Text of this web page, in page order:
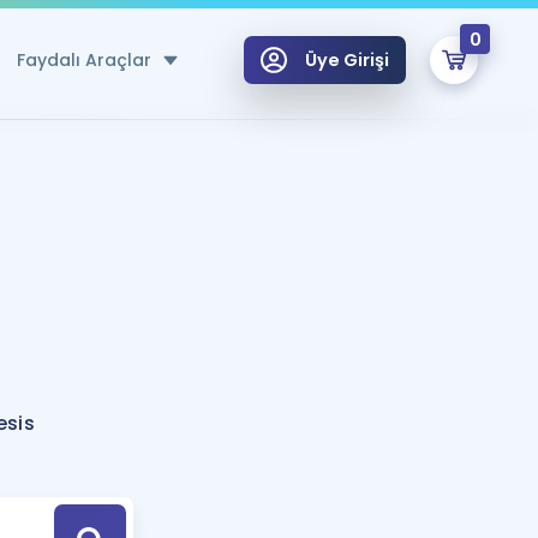
Faydalı Araçlar
Hesaplama Aracı
için Öneriler
Tek Takvimde
Üye Girişi
0
Hoca ile seni sınava hazırlayacak onlarca eğitim seni bekliyor!